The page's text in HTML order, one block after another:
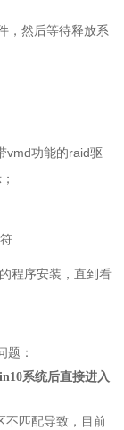
，然后等待释放系
vmd功能的raid驱
程序安装，直到看
题：
系统后直接进入
不匹配导致，目前